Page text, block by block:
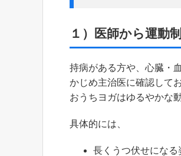
１）医師から運動
持病がある方や、心臓・
かじめ主治医に確認して
おうちヨガはゆるやかな
具体的には、
長くうつ伏せになる